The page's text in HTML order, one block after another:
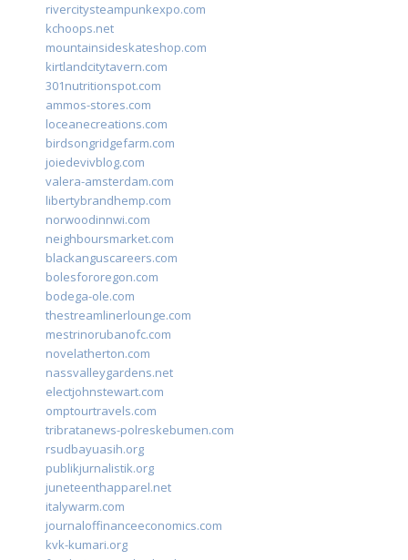
rivercitysteampunkexpo.com
kchoops.net
mountainsideskateshop.com
kirtlandcitytavern.com
301nutritionspot.com
ammos-stores.com
loceanecreations.com
birdsongridgefarm.com
joiedevivblog.com
valera-amsterdam.com
libertybrandhemp.com
norwoodinnwi.com
neighboursmarket.com
blackanguscareers.com
bolesfororegon.com
bodega-ole.com
thestreamlinerlounge.com
mestrinorubanofc.com
novelatherton.com
nassvalleygardens.net
electjohnstewart.com
omptourtravels.com
tribratanews-polreskebumen.com
rsudbayuasih.org
publikjurnalistik.org
juneteenthapparel.net
italywarm.com
journaloffinanceeconomics.com
kvk-kumari.org